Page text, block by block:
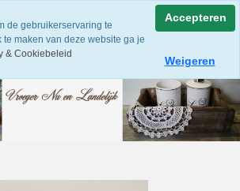
de gebruikerservaring te
maken van deze website ga je
& Cookiebeleid
Accepteren
Weigeren